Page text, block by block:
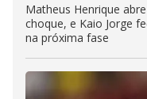
Matheus Henrique
choque, e Kaio Jorge
na próxima fase